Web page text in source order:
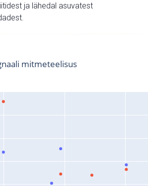
ja lähedal asuvatest
mitmeteelisus